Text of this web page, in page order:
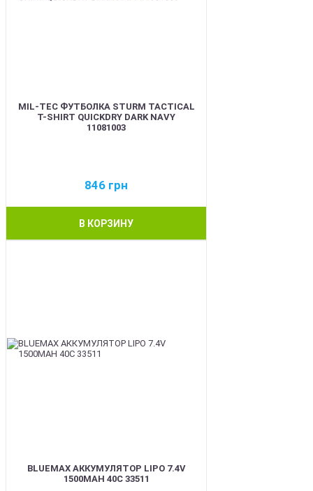
MIL-TEC ФУТБОЛКА STURM TACTICAL
T-SHIRT QUICKDRY DARK NAVY
11081003
846 грн
В КОРЗИНУ
BLUEMAX АККУМУЛЯТОР LIPO 7.4V
1500MAH 40C 33511